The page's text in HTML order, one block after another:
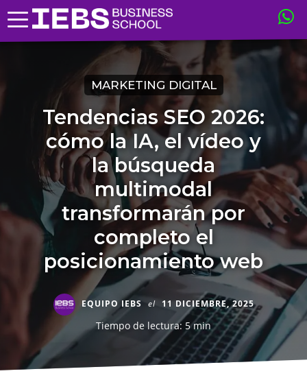
MARKETING DIGITAL
Tendencias SEO 2026:
cómo la IA, el vídeo y
la búsqueda
multimodal
transformarán por
completo el
posicionamiento web
EQUIPO IEBS el 11 DICIEMBRE, 2025
Tiempo de lectura: 5 min